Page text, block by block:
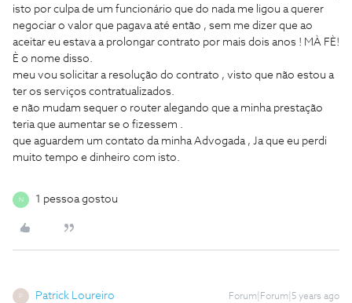
isto por culpa de um funcionário que do nada me ligou a querer
negociar o valor que pagava até então , sem me dizer que ao
aceitar eu estava a prolongar contrato por mais dois anos ! MÀ FÈ!
È o nome disso.
meu vou solicitar a resolução do contrato , visto que não estou a
ter os serviços contratualizados.
e não mudam sequer o router alegando que a minha prestação
teria que aumentar se o fizessem .
que aguardem um contato da minha Advogada , Ja que eu perdi
muito tempo e dinheiro com isto.
N 1 pessoa gostou
Patrick Loureiro Forum|Forum|5 years ago